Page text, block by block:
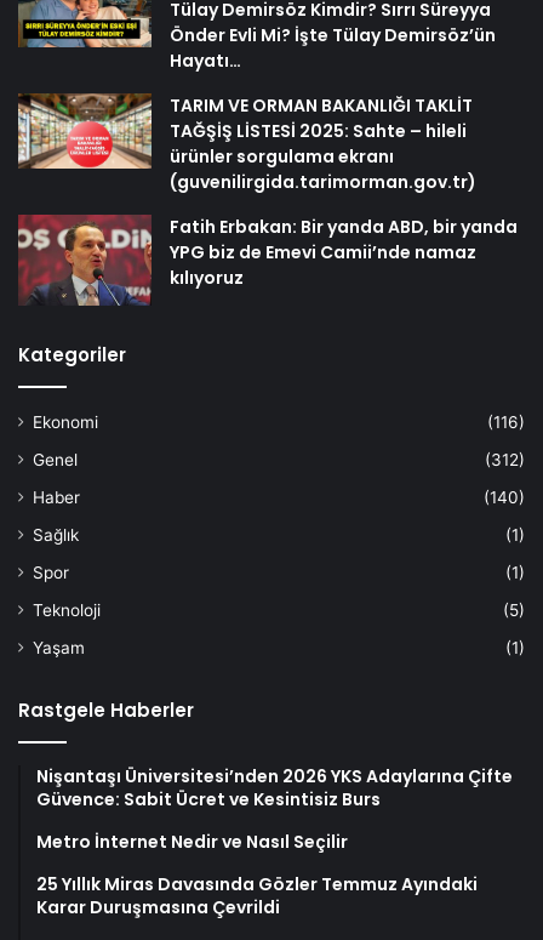
Tülay Demirsöz Kimdir? Sırrı Süreyya
Önder Evli Mi? İşte Tülay Demirsöz’ün
Hayatı…
TARIM VE ORMAN BAKANLIĞI TAKLİT
TAĞŞİŞ LİSTESİ 2025: Sahte – hileli
ürünler sorgulama ekranı
(guvenilirgida.tarimorman.gov.tr)
Fatih Erbakan: Bir yanda ABD, bir yanda
YPG biz de Emevi Camii’nde namaz
kılıyoruz
Kategoriler
Ekonomi
(116)
Genel
(312)
Haber
(140)
Sağlık
(1)
Spor
(1)
Teknoloji
(5)
Yaşam
(1)
Rastgele Haberler
Nişantaşı Üniversitesi’nden 2026 YKS Adaylarına Çifte
Güvence: Sabit Ücret ve Kesintisiz Burs
Metro İnternet Nedir ve Nasıl Seçilir
25 Yıllık Miras Davasında Gözler Temmuz Ayındaki
Karar Duruşmasına Çevrildi